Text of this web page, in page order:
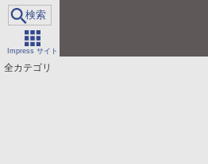
Impress サイト
全カテゴリ